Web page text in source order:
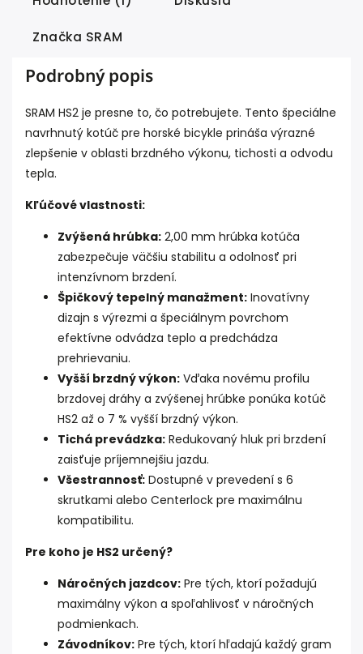
Značka SRAM
Podrobný popis
SRAM HS2 je presne to, čo potrebujete. Tento špeciálne
navrhnutý kotúč pre horské bicykle prináša výrazné
zlepšenie v oblasti brzdného výkonu, tichosti a odvodu
tepla.
Kľúčové vlastnosti:
Zvýšená hrúbka: 2,00 mm hrúbka kotúča
zabezpečuje väčšiu stabilitu a odolnosť pri
intenzívnom brzdení.
Špičkový tepelný manažment: Inovatívny
dizajn s výrezmi a špeciálnym povrchom
efektívne odvádza teplo a predchádza
prehrievaniu.
Vyšší brzdný výkon: Vďaka novému profilu
brzdovej dráhy a zvýšenej hrúbke ponúka kotúč
HS2 až o 7 % vyšší brzdný výkon.
Tichá prevádzka: Redukovaný hluk pri brzdení
zaisťuje príjemnejšiu jazdu.
Všestrannosť: Dostupné v prevedení s 6
skrutkami alebo Centerlock pre maximálnu
kompatibilitu.
Pre koho je HS2 určený?
Náročných jazdcov: Pre tých, ktorí požadujú
maximálny výkon a spoľahlivosť v náročných
podmienkach.
Závodníkov: Pre tých, ktorí hľadajú každý gram